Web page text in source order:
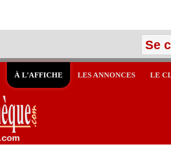
Se
À L'AFFICHE LES ANNONCES LE